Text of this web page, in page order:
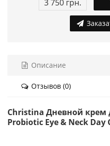
3 750 грн.
Описание
Отзывов (0)
Christina Дневной крем
Probiotic Eye & Neck Day